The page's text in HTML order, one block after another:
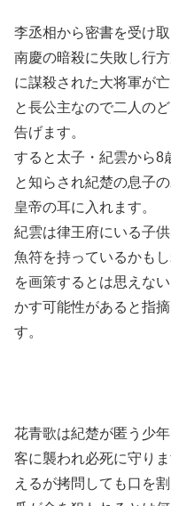
李丞相から密書を受け
南慶の暗殺に失敗し行
に謀殺された大将軍が
と長公主なので二人の
告げます。
すると太子・紀雲から8
と知らされ紀楚の息子
皇帝の耳に入れます。
紀雲は律王府にいる子
魚符を持っているかも
を画策するとは思えな
かす可能性があると指
す。
花青歌は紀楚が匿う少
客に襲われ必死に守り
えるが拷問しても口を